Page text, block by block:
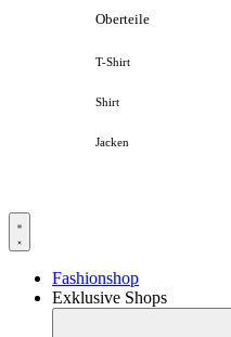
Oberteile
T-Shirt
Shirt
Jacken
Fashionshop
Exklusive Shops